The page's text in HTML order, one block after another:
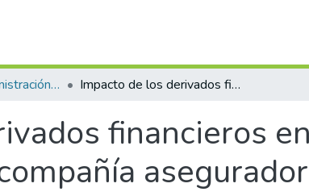
Maestría en Administración Financiera (tesis) Impacto de los derivados financieros en el ALM y la generación de valor de una compañía aseguradora en Colombia bajo NIIF 17
financieros